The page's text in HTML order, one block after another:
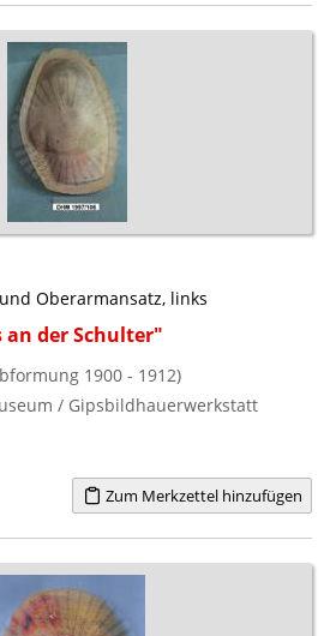
Oberarmansatz, links
der Schulter"
1900 - 1912)
/ Gipsbildhauerwerkstatt
Zum Merkzettel hinzufügen